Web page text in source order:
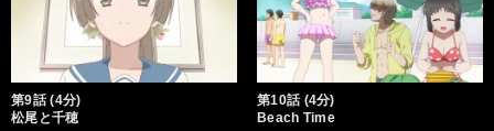
第9話 (4分)
松尾と千穂
第10話 (4分)
Beach Time